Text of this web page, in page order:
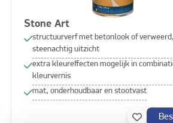
Stone Art
structuurverf met betonlook of verweerd,
steenachtig uitzicht
extra kleureffecten mogelijk in
kleurvernis
mat, onderhoudbaar en stootvast